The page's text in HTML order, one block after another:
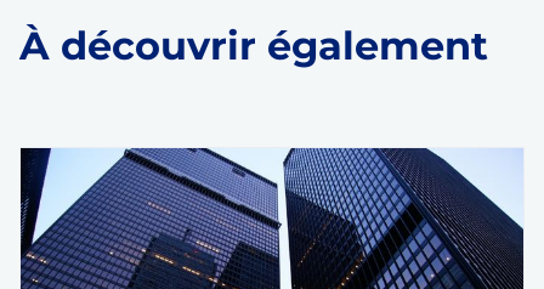
À découvrir également